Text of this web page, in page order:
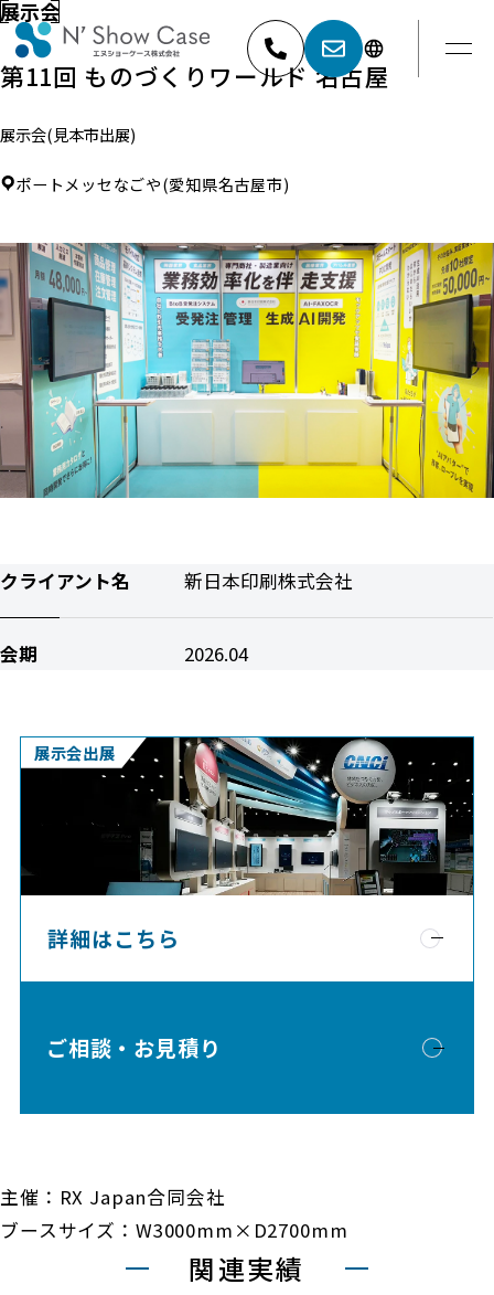
東京 03-6404-9001
展示会
第11回 ものづくりワールド 名古屋
展示会(見本市出展)
ポートメッセなごや(愛知県名古屋市)
クライアント名 新日本印刷株式会社
会期 2026.04
展示会出展
詳細はこちら
ご相談・お見積り
主催：RX Japan合同会社
ブースサイズ：W3000mm×D2700mm
関連実績